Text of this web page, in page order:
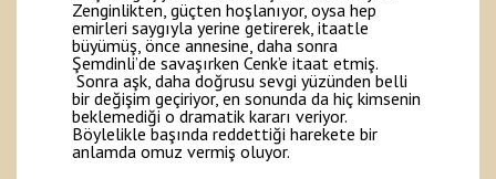
Zenginlikten, güçten hoşlanıyor, oysa hep
emirleri saygıyla yerine getirerek, itaatle
büyümüş, önce annesine, daha sonra
Şemdinli’de savaşırken Cenk’e itaat etmiş.
Sonra aşk, daha doğrusu sevgi yüzünden belli
bir değişim geçiriyor, en sonunda da hiç kimsenin
beklemediği o dramatik kararı veriyor.
Böylelikle başında reddettiği harekete bir
anlamda omuz vermiş oluyor.